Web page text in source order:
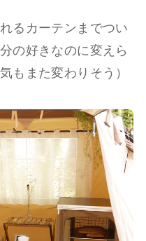
るカーテンまでつい
の好きなのに変えら
もまた変わりそう）